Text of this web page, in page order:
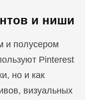
и ниши
и полусером
Pinterest
но и как
визуальных